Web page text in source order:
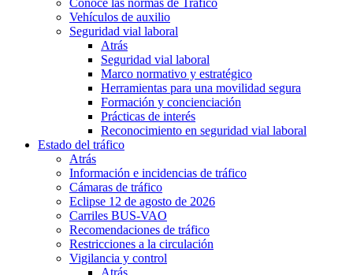
Conoce las normas de Tráfico
Vehículos de auxilio
Seguridad vial laboral
Atrás
Seguridad vial laboral
Marco normativo y estratégico
Herramientas para una movilidad segura
Formación y concienciación
Prácticas de interés
Reconocimiento en seguridad vial laboral
Estado del tráfico
Atrás
Información e incidencias de tráfico
Cámaras de tráfico
Eclipse 12 de agosto de 2026
Carriles BUS-VAO
Recomendaciones de tráfico
Restricciones a la circulación
Vigilancia y control